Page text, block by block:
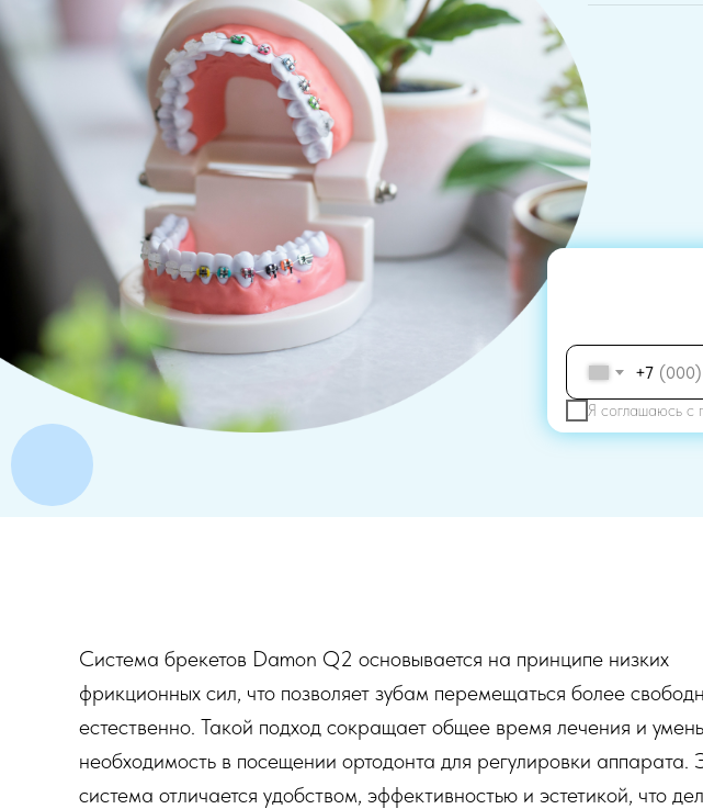
+7
Я соглашаюсь с
Система брекетов Damon Q2 основывается на принципе низких
фрикционных сил, что позволяет зубам перемещаться более
естественно. Такой подход сокращает общее время лечения и
необходимость в посещении ортодонта для регулировки аппарата.
система отличается удобством, эффективностью и эстетикой, что